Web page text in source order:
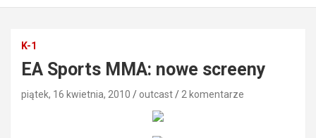
K-1
EA Sports MMA: nowe screeny
piątek, 16 kwietnia, 2010 outcast 2 komentarze